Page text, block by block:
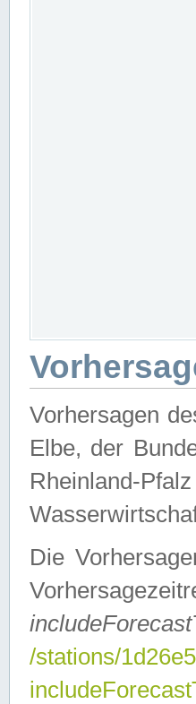
Vorhersagen
Elbe, der
Rheinland-
Die
/stations/